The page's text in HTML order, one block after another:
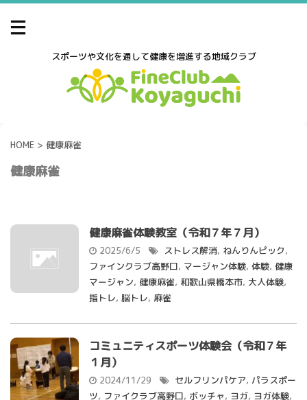
スポーツや文化を通して健康を増進する地域クラブ
HOME > 健康麻雀
健康麻雀
健康麻雀体験教室（令和７年７月）
2025/6/5 ストレス解消, ねんりんピック,
ファインクラブ高野口, マージャン体験, 体験, 健康
マージャン, 健康麻雀, 和歌山県橋本市, 大人体験,
指トレ, 脳トレ, 麻雀
コミュニティスポーツ体験会（令和７年
１月）
2024/11/29 セルフリンパケア, パラスポー
ツ, ファイクラブ高野口, ボッチャ, ヨガ, ヨガ体験,